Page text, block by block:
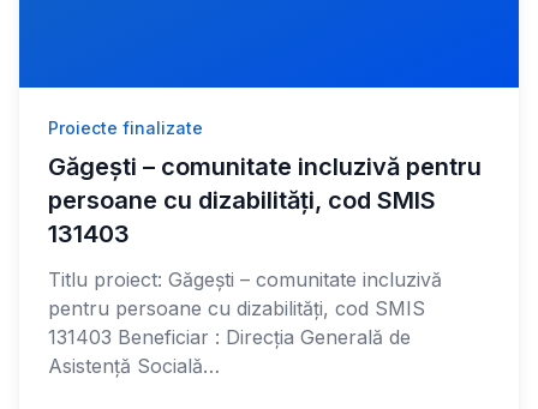
Proiecte finalizate
Găgești – comunitate incluzivă pentru
persoane cu dizabilități, cod SMIS
131403
Titlu proiect: Găgești – comunitate incluzivă
pentru persoane cu dizabilități, cod SMIS
131403 Beneficiar : Direcția Generală de
Asistență Socială…